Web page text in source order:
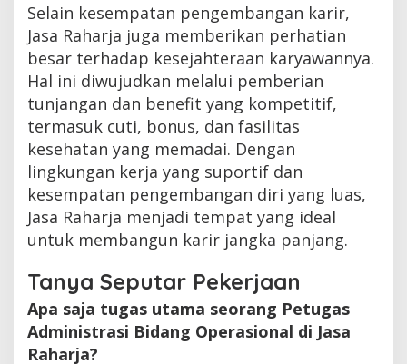
Selain kesempatan pengembangan karir,
Jasa Raharja juga memberikan perhatian
besar terhadap kesejahteraan karyawannya.
Hal ini diwujudkan melalui pemberian
tunjangan dan benefit yang kompetitif,
termasuk cuti, bonus, dan fasilitas
kesehatan yang memadai. Dengan
lingkungan kerja yang suportif dan
kesempatan pengembangan diri yang luas,
Jasa Raharja menjadi tempat yang ideal
untuk membangun karir jangka panjang.
Tanya Seputar Pekerjaan
Apa saja tugas utama seorang Petugas
Administrasi Bidang Operasional di Jasa
Raharja?